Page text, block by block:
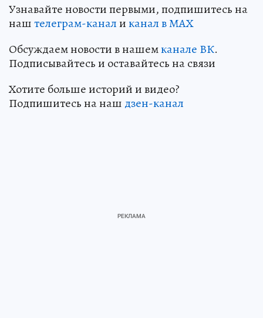
Узнавайте новости первыми, подпишитесь на
наштелеграм-каналиканал в МАХ
Обсуждаем новости в нашемканале ВК.
Подписывайтесь и оставайтесь на связи
Хотите больше историй и видео?
Подпишитесь на наш дзен-канал